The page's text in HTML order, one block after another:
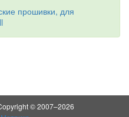
прошивки, для
© 2007–2026